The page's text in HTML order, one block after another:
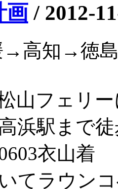
画 / 2012-
→高知→徳
山フェリ
浜駅まで
衣山着
てラウン